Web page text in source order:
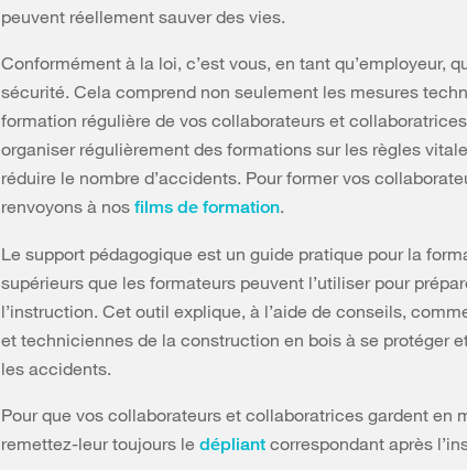
peuvent réellement sauver des vies.
Conformément à la loi, c’est vous, en tant qu’employeur,
sécurité. Cela comprend non seulement les mesures
formation régulière de vos collaborateurs et
organiser régulièrement des formations sur les règles
réduire le nombre d’accidents. Pour former vos
renvoyons à nos films de formation.
Le support pédagogique est un guide pratique pour la
supérieurs que les formateurs peuvent l’utiliser pour
l’instruction. Cet outil explique, à l’aide de conseils,
et techniciennes de la construction en bois à se protéger
les accidents.
Pour que vos collaborateurs et collaboratrices gardent en
remettez-leur toujours le dépliant correspondant après